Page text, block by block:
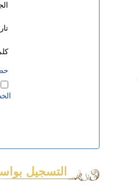
التسجيل